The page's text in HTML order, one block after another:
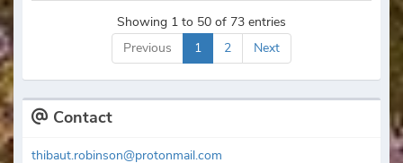
Showing 1 to 50 of 73 entries
Previous
1 2 Next
Contact
thibaut.robinson@protonmail.com